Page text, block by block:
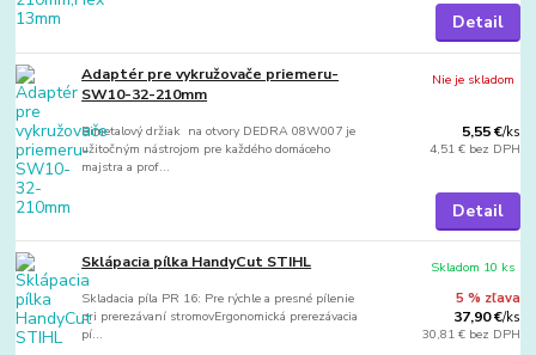
Detail
Adaptér pre vykružovače priemeru-
SW10-32-210mm
Bimetalový držiak na otvory DEDRA 08W007 je
užitočným nástrojom pre každého domáceho
majstra a prof...
5,55 €/ks
4,51 € bez DPH
Nie je skladom
Detail
Sklápacia pílka HandyCut STIHL
Skladacia píla PR 16: Pre rýchle a presné pílenie
pri prerezávaní stromovErgonomická prerezávacia
pí...
5 % zľava
37,90 €/ks
30,81 € bez DPH
Skladom 10 ks